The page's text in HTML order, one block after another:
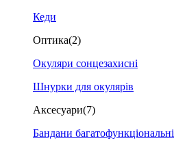
Кеди
Оптика(2)
Окуляри сонцезахисні
Шнурки для окулярів
Аксесуари(7)
Бандани багатофункціональні